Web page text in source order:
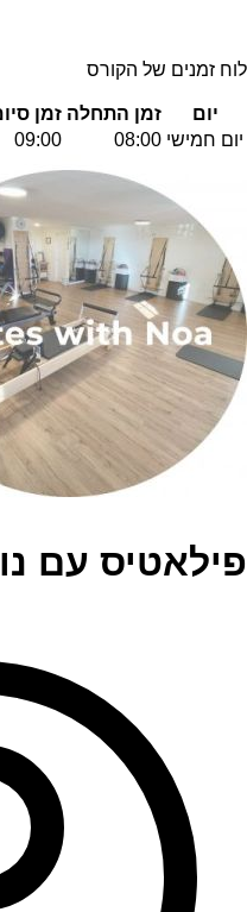
לוח זמנים של הקורס
יום זמן התחלה זמן
יום חמישי 08:00
09:00
פילאטיס עם